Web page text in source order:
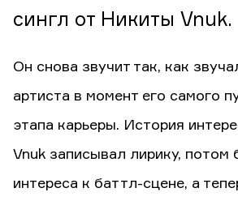
сингл от Никиты Vnuk.
Он снова звучит так, как
артиста в момент его самого
этапа карьеры. История
Vnuk записывал лирику, потом
интереса к баттл-сцене, а